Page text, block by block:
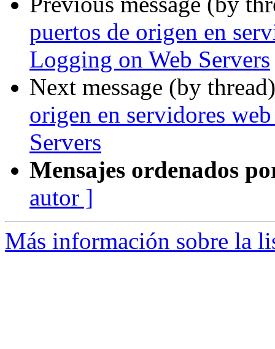
puertos de origen en
Logging on Web Servers
Next message (by
origen en servidores
Servers
Mensajes ordenados
autor ]
Más información sobre la